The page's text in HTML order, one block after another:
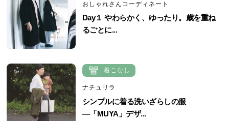
おしゃれさんコーディネート
Day１ やわらかく、ゆったり。歳を重ね
るごとに...
着こなし
ナチュリラ
シンプルに着る洗いざらしの服
―「MUYA」デザ...